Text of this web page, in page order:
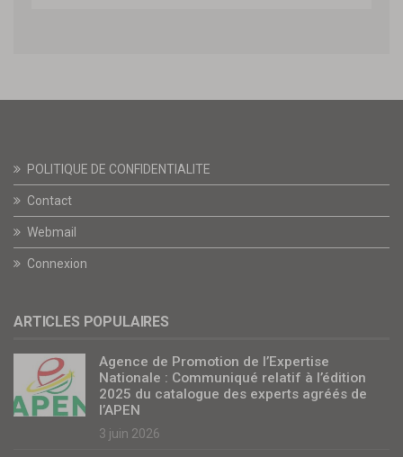
POLITIQUE DE CONFIDENTIALITE
Contact
Webmail
Connexion
ARTICLES POPULAIRES
Agence de Promotion de l’Expertise
Nationale : Communiqué relatif à l’édition
2025 du catalogue des experts agréés de
l’APEN
3 juin 2026